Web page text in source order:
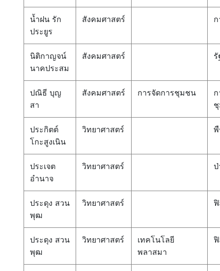
น้ำฝน รัก
ประยูร
สังคมศาสตร์
นิติกาญจน์
นาคประสม
สังคมศาสตร์
ปณิธี บุญ
สา
สังคมศาสตร์ การจัดการชุมชน
ประกิตต์
โกะสูงเนิน
วิทยาศาสตร์
ประเจต
อำนาจ
วิทยาศาสตร์ ป่
ประดุง สวน
พุฒ
วิทยาศาสตร์
ประดุง สวน
พุฒ
วิทยาศาสตร์
เทคโนโลยี
พลาสมา